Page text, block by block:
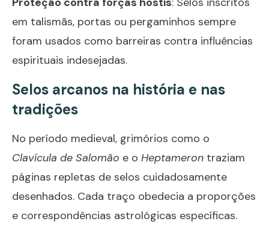
em talismãs, portas ou pergaminhos sempre
foram usados como barreiras contra influências
espirituais indesejadas.
Selos arcanos na história e nas
tradições
No período medieval, grimórios como o
Clavícula de Salomão e o Heptameron traziam
páginas repletas de selos cuidadosamente
desenhados. Cada traço obedecia a proporções
e correspondências astrológicas específicas.